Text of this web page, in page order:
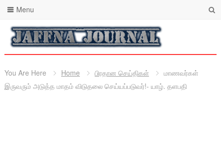
Menu
You Are Here Home பிரதான செய்திகள்
மாணவர்கள்
இருவரும் அடுத்த மாதம் விடுதலை செய்யப்படுவர்!- யாழ். தளபதி